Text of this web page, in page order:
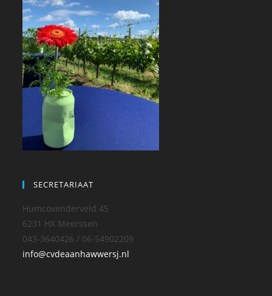
SECRETARIAAT
Humcovenderveld 45
6231 HX Meerssen
043-3640426 / 06-54902209
info@cvdeaanhawwersj.nl